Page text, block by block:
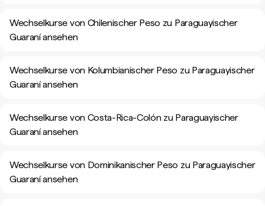
Wechselkurse von Chilenischer Peso zu Paraguayischer
Guaraní ansehen
Wechselkurse von Kolumbianischer Peso zu Paraguayischer
Guaraní ansehen
Wechselkurse von Costa-Rica-Colón zu Paraguayischer
Guaraní ansehen
Wechselkurse von Dominikanischer Peso zu Paraguayischer
Guaraní ansehen